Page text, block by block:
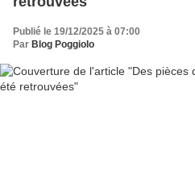
Publié le 19/12/2025 à 07:00
Par Blog Poggiolo